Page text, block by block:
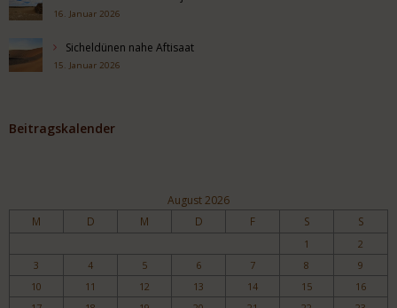
16. Januar 2026
Sicheldünen nahe Aftisaat
15. Januar 2026
Beitragskalender
August 2026
M D M D F S S
1
2
3
4 5 6 7 8
9
10
11 12 13 14 15
16